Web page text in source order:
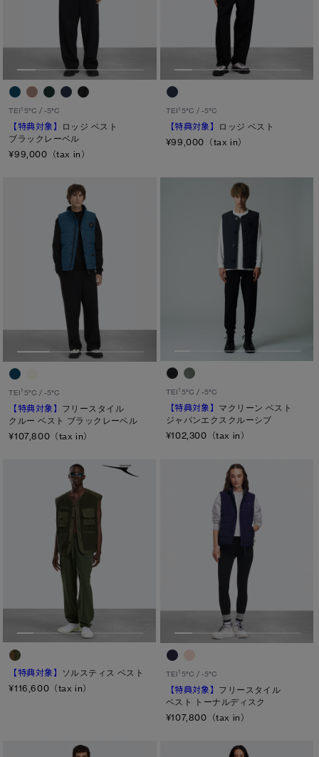
太もも
ひざ
ふくらはぎ
キャンセル
選択
TEI1 5°C / -5°C
【特典対象】
ロッジ ベスト
ブラックレーベル
¥99,000（tax in）
TEI15°C / -5°C
【特典対象】
ロッジ ベスト
¥99,000（tax in）
TEI1 5°C / -5°C
【特典対象】 フリースタイル
クルー ベスト ブラックレーベル
¥107,800（tax in）
TEI15°C / -5°C
【特典対象】 マクリーン ベスト
ジャパンエクスクルーシブ
¥102,300（tax in）
【特典対象】 ソルスティス ベスト
¥116,600（tax in）
TEI15°C / -5°C
【特典対象】 フリースタイル
ベスト トーナルディスク
¥107,800（tax in）